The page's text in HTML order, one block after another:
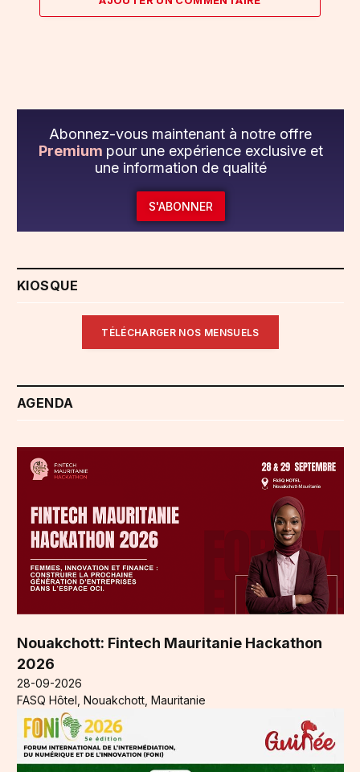
Abonnez-vous maintenant à notre offre
Premium pour une expérience exclusive et
une information de qualité
S'ABONNER
KIOSQUE
TÉLÉCHARGER NOS MENSUELS
AGENDA
Nouakchott: Fintech Mauritanie Hackathon
2026
28-09-2026
FASQ Hôtel, Nouakchott, Mauritanie